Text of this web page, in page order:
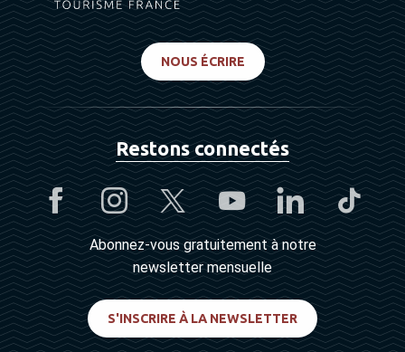
NOUS ÉCRIRE
Restons connectés
Abonnez-vous gratuitement à notre
newsletter mensuelle
S'INSCRIRE À LA NEWSLETTER